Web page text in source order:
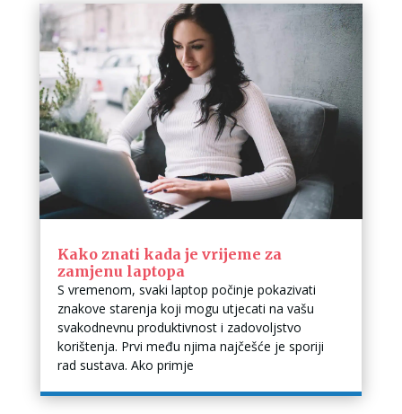
Kako znati kada je vrijeme za
zamjenu laptopa
S vremenom, svaki laptop počinje pokazivati
znakove starenja koji mogu utjecati na vašu
svakodnevnu produktivnost i zadovoljstvo
korištenja. Prvi među njima najčešće je sporiji
rad sustava. Ako primje